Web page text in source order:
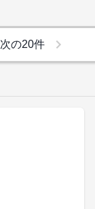
次の20件